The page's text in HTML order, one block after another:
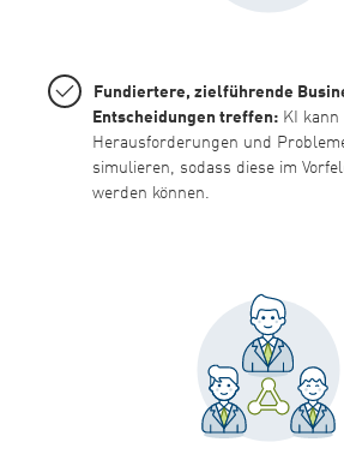
Fundiertere, zielführende
Entscheidungen treffen: KI kann
Herausforderungen und
simulieren, sodass diese im
werden können.